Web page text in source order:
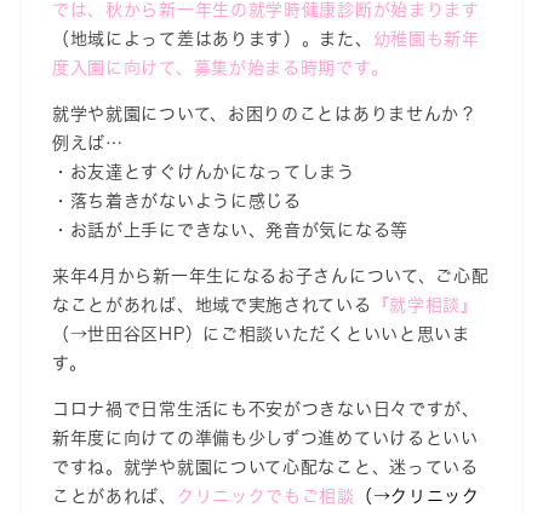
では、秋から新一年生の就学時健康診断が始まります
（地域によって差はあります）。また、
幼稚園も新年
度入園に向けて、募集が始まる時期です。
就学や就園について、お困りのことはありませんか？
例えば…
・お友達とすぐけんかになってしまう
・落ち着きがないように感じる
・お話が上手にできない、発音が気になる等
来年4月から新一年生になるお子さんについて、ご心配
なことがあれば、地域で実施されている
『就学相談』
（→世田谷区HP）にご相談いただくといいと思いま
す。
コロナ禍で日常生活にも不安がつきない日々ですが、
新年度に向けての準備も少しずつ進めていけるといい
ですね。就学や就園について心配なこと、迷っている
ことがあれば、
クリニックでもご相談
（→クリニック